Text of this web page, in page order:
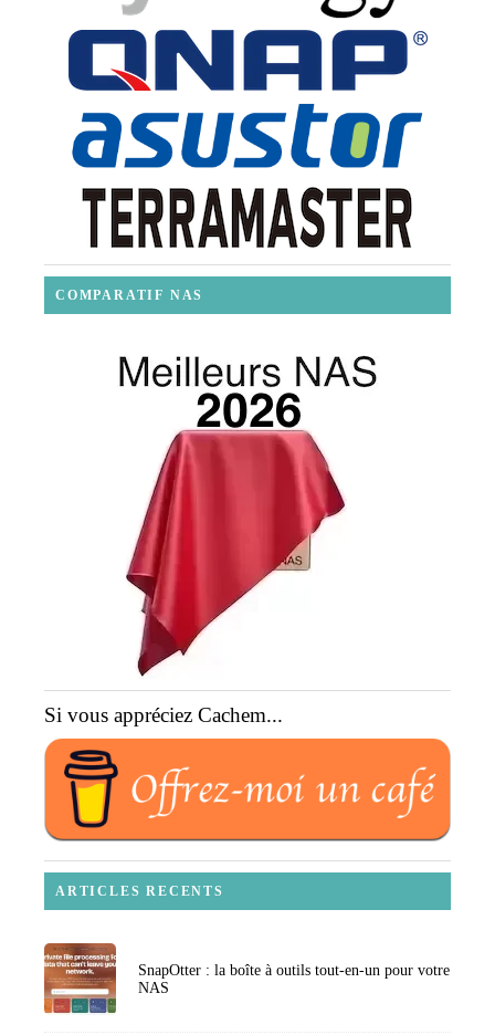
COMPARATIF NAS
Si vous appréciez Cachem...
ARTICLES RECENTS
SnapOtter : la boîte à outils tout-en-un pour votre
NAS